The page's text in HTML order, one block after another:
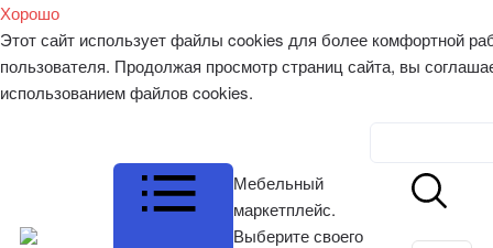
Хорошо
Этот сайт использует файлы cookies для более комфортной
пользователя. Продолжая просмотр страниц сайта, вы
использованием файлов cookies.
Мебельный
маркетплейс.
Выберите своего